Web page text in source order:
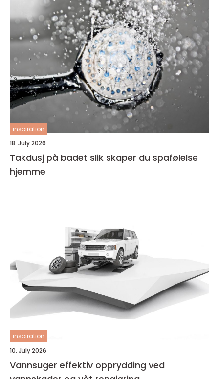
inspiration
18. July 2026
Takdusj på badet slik skaper du spafølelse
hjemme
inspiration
10. July 2026
Vannsuger effektiv opprydding ved